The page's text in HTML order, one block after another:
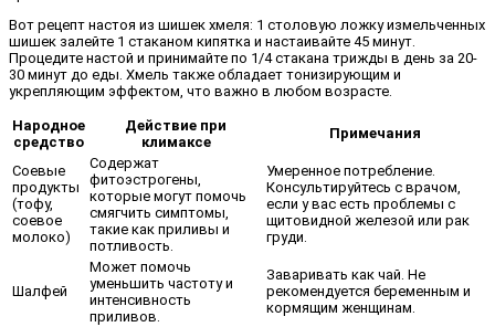
Вот рецепт настоя из шишек хмеля: 1 столовую ложку измельченных
шишек залейте 1 стаканом кипятка и настаивайте 45 минут.
Процедите настой и принимайте по 1/4 стакана трижды в день за 20-
30 минут до еды. Хмель также обладает тонизирующим и
укрепляющим эффектом, что важно в любом возрасте.
Народное
средство
Действие при
климаксе
Примечания
Соевые
продукты
(тофу,
соевое
молоко)
Содержат
фитоэстрогены,
которые могут помочь
смягчить симптомы,
такие как приливы и
потливость.
Умеренное потребление.
Консультируйтесь с врачом,
если у вас есть проблемы с
щитовидной железой или рак
груди.
Шалфей
Может помочь
уменьшить частоту и
интенсивность
приливов.
Заваривать как чай. Не
рекомендуется беременным и
кормящим женщинам.